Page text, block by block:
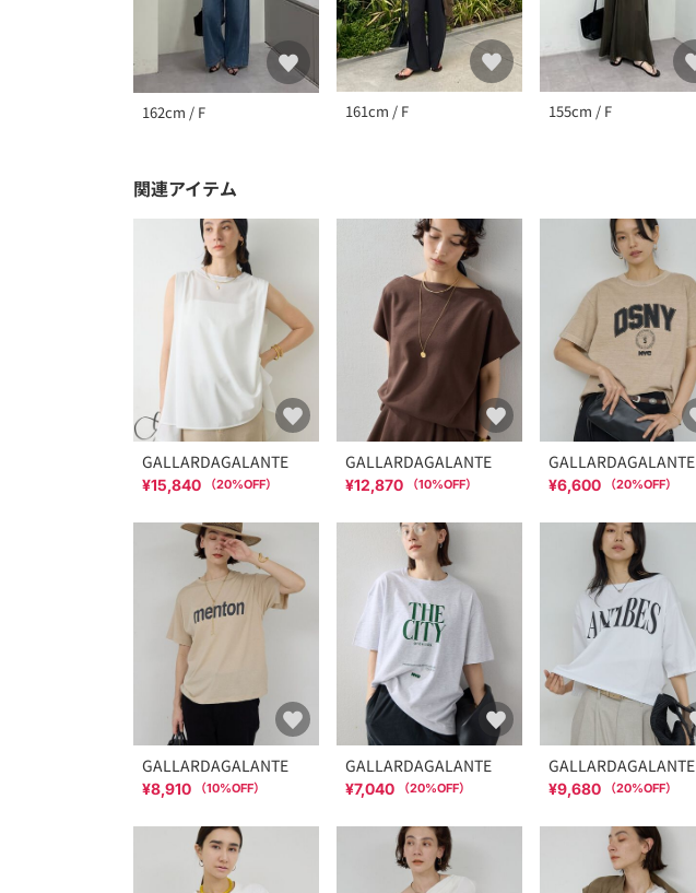
162cm / F 161cm / F 155cm / F
関連アイテム
GALLARDAGALANTE
¥15,840 （20%OFF）
GALLARDAGALANTE
¥12,870 （10%OFF）
GALLARDAGALANTE
¥6,600 （20%OFF）
GALLARDAGALANTE
¥8,910 （10%OFF）
GALLARDAGALANTE
¥7,040 （20%OFF）
GALLARDAGALANTE
¥9,680 （20%OFF）